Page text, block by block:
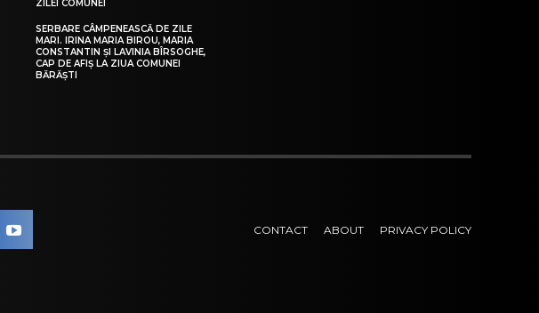
ZILEI COMUNEI
SERBARE CÂMPENEASCĂ DE ZILE
MARI. IRINA MARIA BIROU, MARIA
CONSTANTIN ȘI LAVINIA BÎRSOGHE,
CAP DE AFIȘ LA ZIUA COMUNEI
BĂRĂȘTI
CONTACT ABOUT PRIVACY POLICY